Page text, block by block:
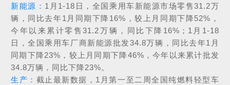
新能源： 1月1-18日，全国乘用车新能源市场零售31.2万
辆，同比去年1月同期下降16%，较上月同期下降52%，
今年以来累计零售31.2万辆，同比下降16%；1月1-18
日，全国乘用车厂商新能源批发34.8万辆，同比去年1月
同期下降23%，较上月同期下降46%，今年以来累计批发
34.8万辆，同比下降23%。
生产： 截止最新数据，1月第一至二周全国纯燃料轻型车